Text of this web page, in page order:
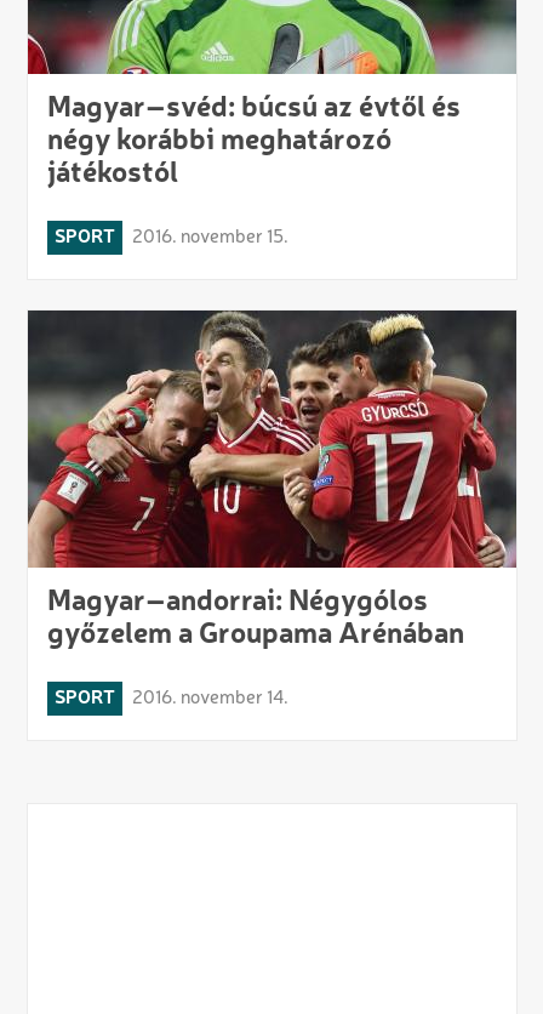
Magyar–svéd: búcsú az évtől és
négy korábbi meghatározó
játékostól
SPORT 2016. november 15.
Magyar–andorrai: Négygólos
győzelem a Groupama Arénában
SPORT 2016. november 14.